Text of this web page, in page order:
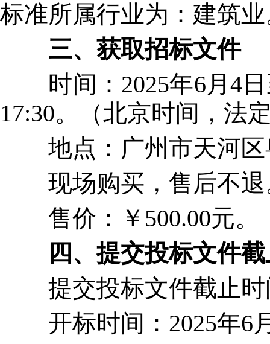
标准所属行业为：建筑
三、获取招标文件
时间：2025年6月4日
17:30。（北京时间，法
地点：广州市天河区
现场购买，售后不退
售价：￥500.00元。
四、提交投标文件
提交投标文件截止时
开标时间：2025年6